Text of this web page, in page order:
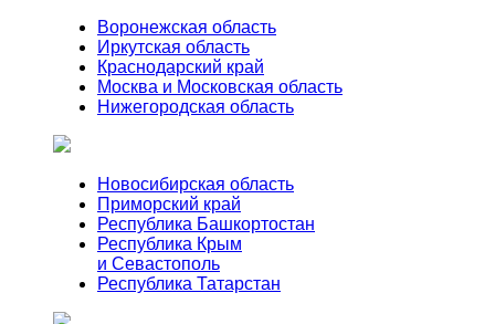
Воронежская область
Иркутская область
Краснодарский край
Москва и Московская область
Нижегородская область
Новосибирская область
Приморский край
Республика Башкортостан
Республика Крым
и Севастополь
Республика Татарстан